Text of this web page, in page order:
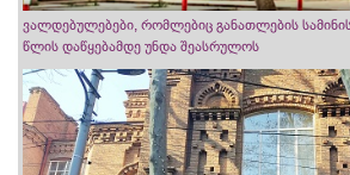
ვალდებულებები, რომლებიც განათლების
წლის დაწყებამდე უნდა შეასრულოს